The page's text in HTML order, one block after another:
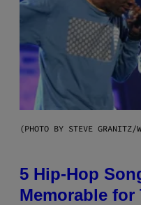
(PHOTO BY STEVE GRANITZ/
5 Hip-Hop
Memorable